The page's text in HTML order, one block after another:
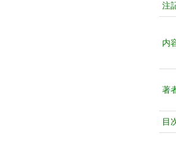
注
内
著
目